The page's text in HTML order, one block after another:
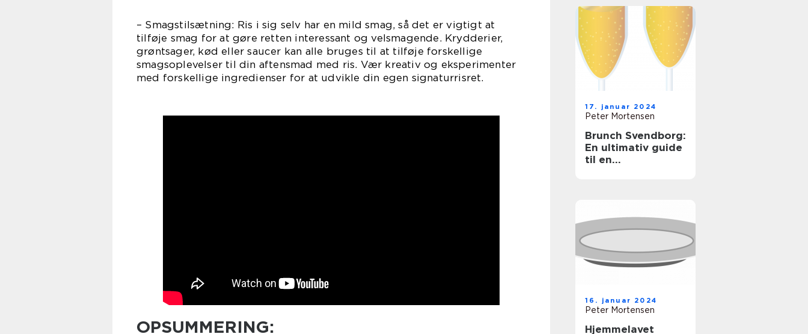
– Smagstilsætning: Ris i sig selv har en mild smag, så det er vigtigt at
tilføje smag for at gøre retten interessant og velsmagende. Krydderier,
grøntsager, kød eller saucer kan alle bruges til at tilføje forskellige
smagsoplevelser til din aftensmad med ris. Vær kreativ og eksperimenter
med forskellige ingredienser for at udvikle din egen signaturrisret.
OPSUMMERING:
frokost og giver
folk mulighed for
at nyde en lækker
og afslappet
spiseoplevelse
17. januar 2024
Peter Mortensen
Brunch Svendborg:
En ultimativ guide
til en
16. januar 2024
Peter Mortensen
Hjemmelavet